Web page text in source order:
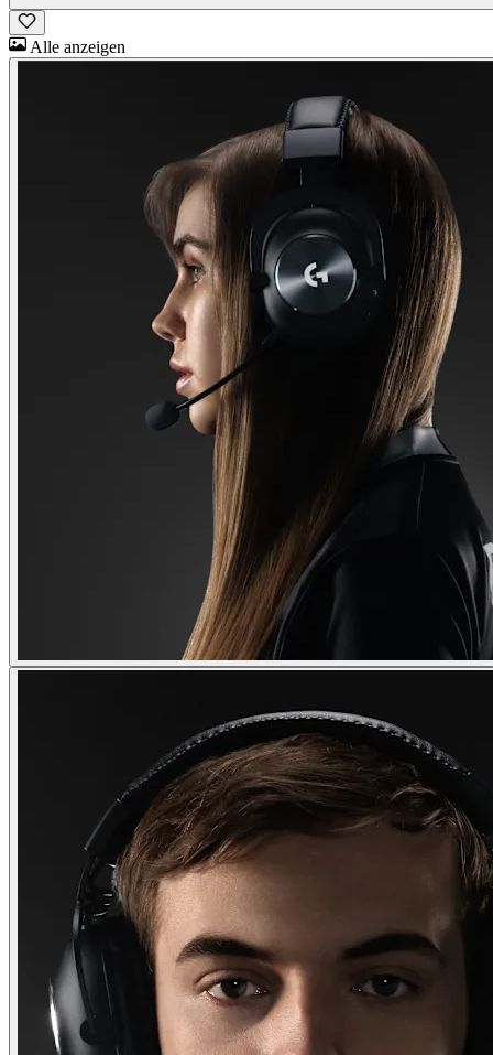
Alle anzeigen